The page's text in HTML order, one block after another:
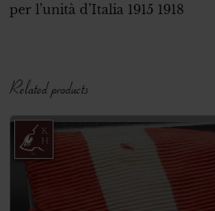
per l’unità d’Italia 1915 1918
Related products